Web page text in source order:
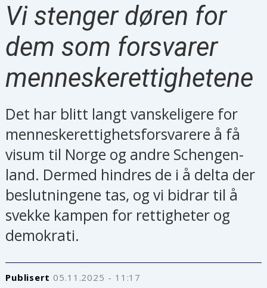
Vi stenger døren for
dem som forsvarer
menneskerettighetene
Det har blitt langt vanskeligere for
menneskerettighetsforsvarere å få
visum til Norge og andre Schengen-
land. Dermed hindres de i å delta der
beslutningene tas, og vi bidrar til å
svekke kampen for rettigheter og
demokrati.
Publisert
05.11.2025 - 11:17